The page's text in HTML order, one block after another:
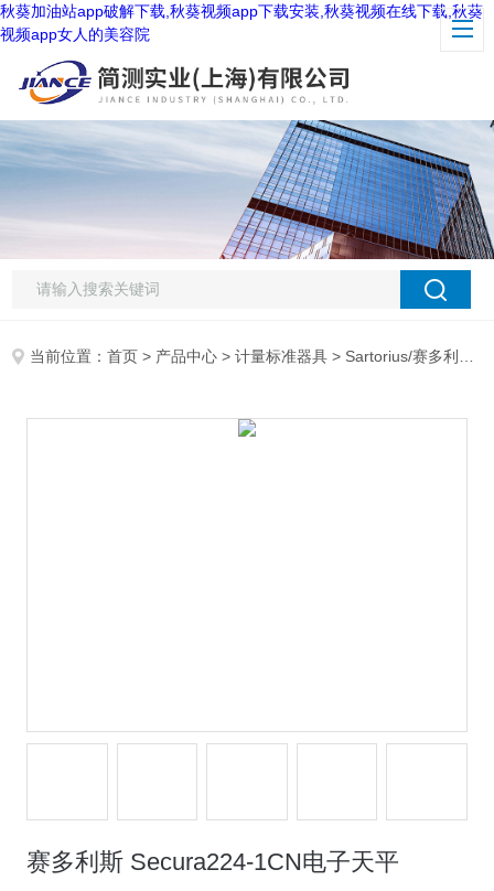
秋葵加油站app破解下载,秋葵视频app下载安装,秋葵视频在线下载,秋葵
视频app女人的美容院
当前位置：首页 > 产品中心 >计量标准器具 > Sartorius/赛多利斯
赛多利斯 Secura224-1CN电子天平